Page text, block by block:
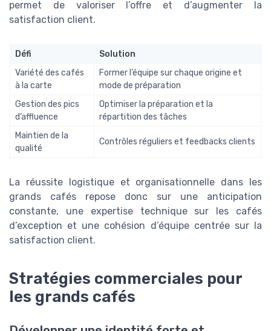
permet de valoriser l’offre et d’augmenter la
satisfaction client.
Défi
Solution
Variété des cafés
à la carte
Former l’équipe sur chaque origine et
mode de préparation
Gestion des pics
d’affluence
Optimiser la préparation et la
répartition des tâches
Maintien de la
qualité
Contrôles réguliers et feedbacks clients
La réussite logistique et organisationnelle dans les
grands cafés repose donc sur une anticipation
constante, une expertise technique sur les cafés
d’exception et une cohésion d’équipe centrée sur la
satisfaction client.
Stratégies commerciales pour
les grands cafés